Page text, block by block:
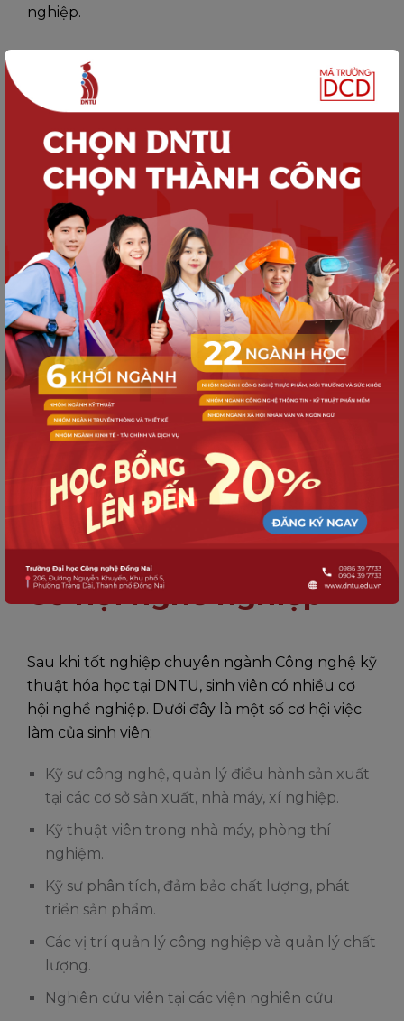
nghiệp.
Cơ hội nghề nghiệp
Sau khi tốt nghiệp chuyên ngành Công nghệ kỹ
thuật hóa học tại DNTU, sinh viên có nhiều cơ
hội nghề nghiệp. Dưới đây là một số cơ hội việc
làm của sinh viên:
Kỹ sư công nghệ, quản lý điều hành sản xuất
tại các cơ sở sản xuất, nhà máy, xí nghiệp.
Kỹ thuật viên trong nhà máy, phòng thí
nghiệm.
Kỹ sư phân tích, đảm bảo chất lượng, phát
triển sản phẩm.
Các vị trí quản lý công nghiệp và quản lý chất
lượng.
Nghiên cứu viên tại các viện nghiên cứu.